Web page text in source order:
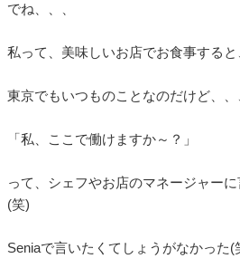
でね、、、
私って、美味しいお店でお食事する
東京でもいつものことなのだけど、、
「私、ここで働けますか～？」
って、シェフやお店のマネージャー
(笑)
Seniaで言いたくてしょうがなかった(